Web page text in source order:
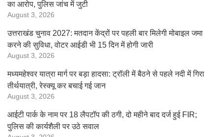
का आरोप, पुलिस जांच में जुटी
August 3, 2026
उत्तराखंड चुनाव 2027: मतदान केंद्रों पर पहली बार मिलेगी मोबाइल जमा
करने की सुविधा, वोटर आईडी भी 15 दिन में होगी जारी
August 3, 2026
मध्यमहेश्वर यात्रा मार्ग पर बड़ा हादसा: ट्रॉली में बैठने से पहले नदी में गिरा
तीर्थयात्री, रेस्क्यू कर बचाई गई जान
August 3, 2026
आईटी पार्क के नाम पर 18 लैपटॉप की ठगी, दो महीने बाद दर्ज हुई FIR;
पुलिस की कार्यशैली पर उठे सवाल